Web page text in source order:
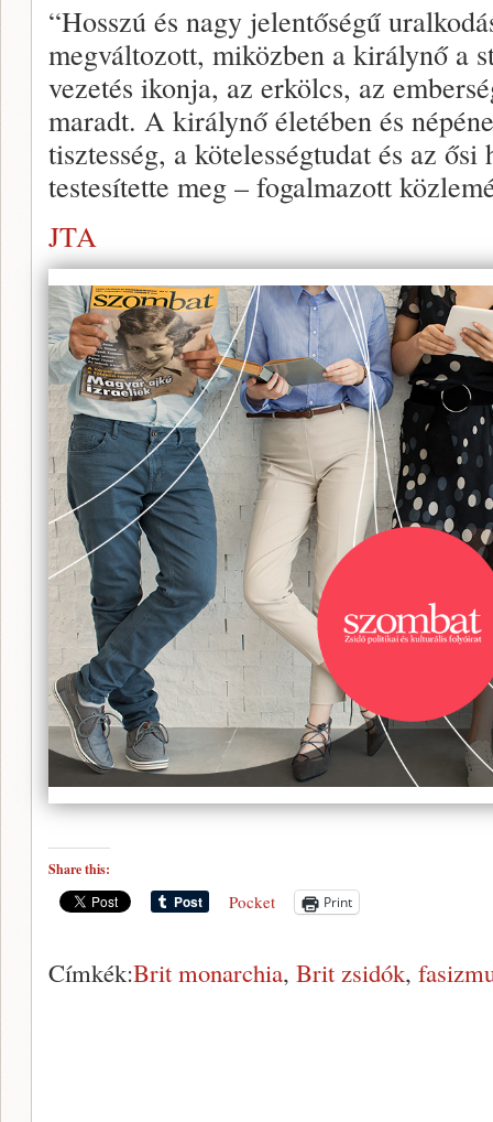
“Hosszú és nagy jelentőségű
megváltozott, miközben a királynő a
vezetés ikonja, az erkölcs, az
maradt. A királynő életében és
tisztesség, a kötelességtudat és az
testesítette meg – fogalmazott
JTA
Share this:
Pocket Print
Címkék:Brit monarchia, Brit zsidók,